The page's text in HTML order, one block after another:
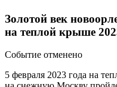
Золотой век
на теплой крыше
Событие отменено
5 февраля 2023 года на